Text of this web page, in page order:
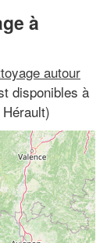
à
autour
disponibles à